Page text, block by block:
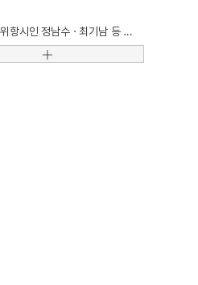
조선후기 위항시인 정남수 · 최기남 등 6인의 시 210수를 수록하여 1660년에 간행한 시집.